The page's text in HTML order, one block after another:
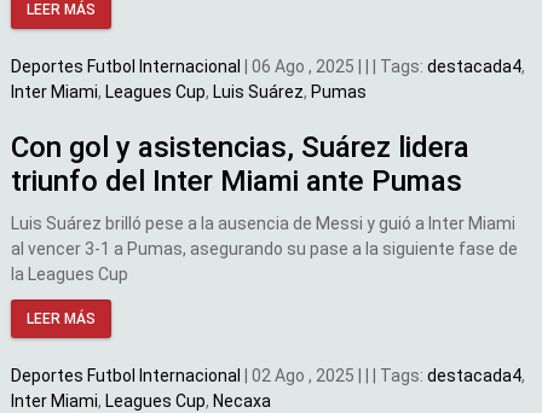
LEER MÁS
Deportes Futbol Internacional 06 Ago , 2025 Tags: destacada4,
Inter Miami, Leagues Cup, Luis Suárez, Pumas
Con gol y asistencias, Suárez lidera
triunfo del Inter Miami ante Pumas
Luis Suárez brilló pese a la ausencia de Messi y guió a Inter Miami
al vencer 3-1 a Pumas, asegurando su pase a la siguiente fase de
la Leagues Cup
LEER MÁS
Deportes Futbol Internacional 02 Ago , 2025 Tags: destacada4,
Inter Miami, Leagues Cup, Necaxa